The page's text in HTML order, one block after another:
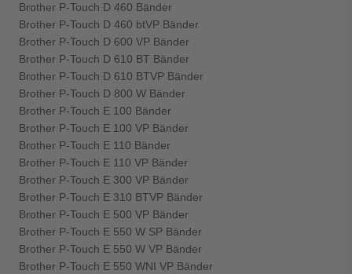
Brother P-Touch D 460 Bänder
Brother P-Touch D 460 btVP Bänder
Brother P-Touch D 600 VP Bänder
Brother P-Touch D 610 BT Bänder
Brother P-Touch D 610 BTVP Bänder
Brother P-Touch D 800 W Bänder
Brother P-Touch E 100 Bänder
Brother P-Touch E 100 VP Bänder
Brother P-Touch E 110 Bänder
Brother P-Touch E 110 VP Bänder
Brother P-Touch E 300 VP Bänder
Brother P-Touch E 310 BTVP Bänder
Brother P-Touch E 500 VP Bänder
Brother P-Touch E 550 W SP Bänder
Brother P-Touch E 550 W VP Bänder
Brother P-Touch E 550 WNI VP Bänder